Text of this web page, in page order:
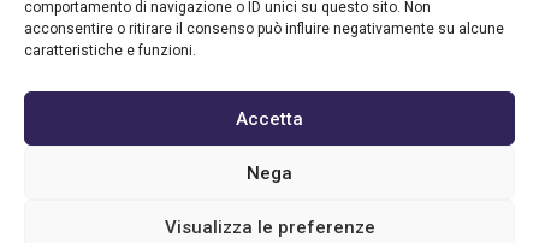
comportamento di navigazione o ID unici su questo sito. Non
acconsentire o ritirare il consenso può influire negativamente su alcune
caratteristiche e funzioni.
Accetta
Nega
Visualizza le preferenze
Iniziativa finanziata dal Programma di Sviluppo Rurale per il
Veneto 2014-2022.
Organismo responsabile dell’informazione: GAL Patavino.
334232 – C.F e P.IVA 03748880287 - All Right Reserved